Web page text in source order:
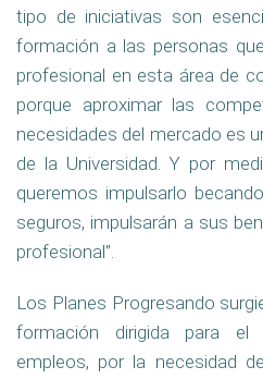
tipo de iniciativas son
formación a las personas
profesional en esta área de
porque aproximar las
necesidades del mercado es
de la Universidad. Y por
queremos impulsarlo
seguros, impulsarán a sus
profesional”.
Los Planes Progresando
formación dirigida para el
empleos, por la necesidad